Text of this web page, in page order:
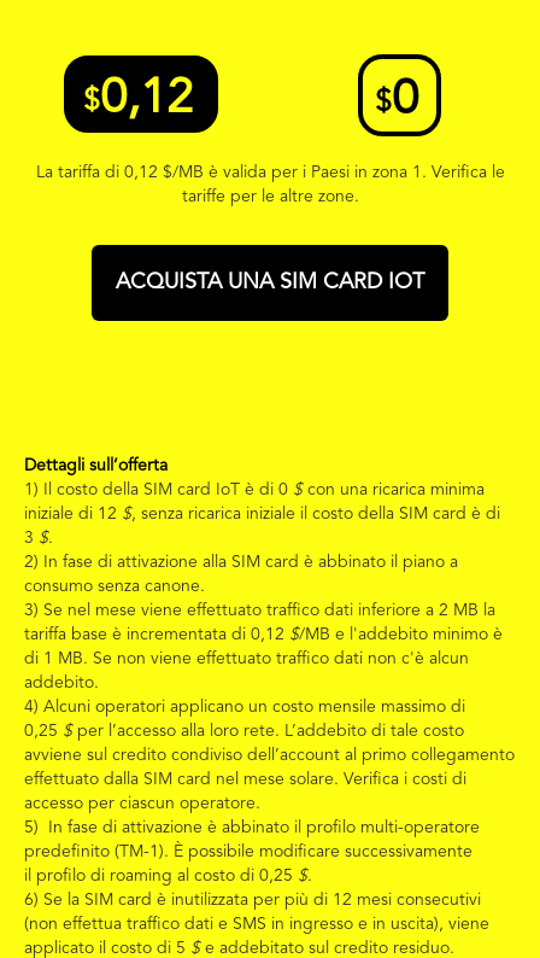
$0,12 $0
La tariffa di 0,12 $/MB è valida per i Paesi in zona 1. Verifica le
tariffe per le altre zone.
ACQUISTA UNA SIM CARD IOT
Dettagli sull’offerta
1) Il costo della SIM card IoT è di 0 $con una ricarica minima
iniziale di 12 $, senza ricarica iniziale il costo della SIM card è di
3 $.
2) In fase di attivazione alla SIM card è abbinato il piano a
consumo senza canone.
3) Se nel mese viene effettuato traffico dati inferiore a 2 MB la
tariffa base è incrementata di 0,12 $/MB e l'addebito minimo è
di 1 MB. Se non viene effettuato traffico dati non c'è alcun
addebito.
4) Alcuni operatori applicano un costo mensile massimo di
0,25 $per l’accesso alla loro rete. L’addebito di tale costo
avviene sul credito condiviso dell’account al primo collegamento
effettuato dalla SIM card nel mese solare. Verifica i costi di
accesso per ciascun operatore.
5)
In fase di attivazione è abbinato il profilo multi-operatore
predefinito ( TM-1 ). È possibile modificare successivamente
il profilo di roaming al costo di 0,25 $.
6) Se la SIM card è inutilizzata per più di 12 mesi consecutivi
(non effettua traffico dati e SMS in ingresso e in uscita), viene
applicato il costo di 5 $e addebitato sul credito residuo.